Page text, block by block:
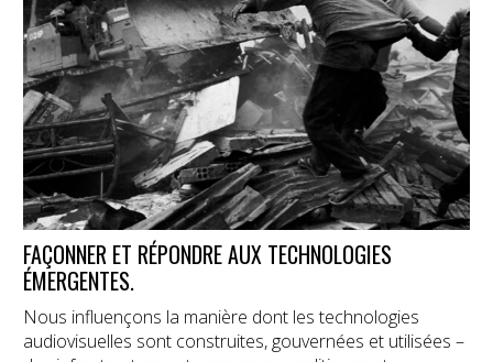
FAÇONNER ET RÉPONDRE AUX TECHNOLOGIES
ÉMERGENTES.
Nous influençons la manière dont les technologies
audiovisuelles sont construites, gouvernées et utilisées –